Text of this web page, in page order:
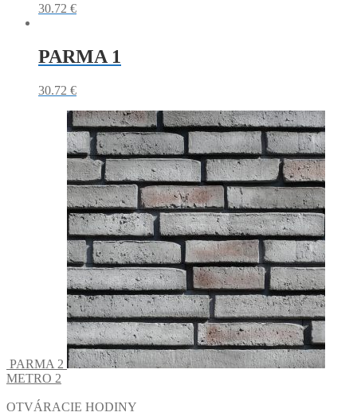
30.72 €
PARMA 1
30.72 €
PARMA 2
METRO 2
OTVÁRACIE HODINY